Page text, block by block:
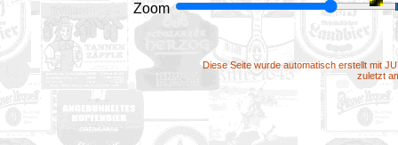
Zoom
Diese Seite wurde automatisch erstellt mit
zuletzt